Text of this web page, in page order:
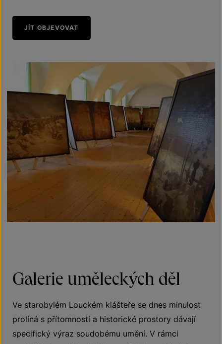
JÍT OBJEVOVAT
Galerie uměleckých děl
Ve starobylém Louckém klášteře se dnes minulost
prolíná s přítomností a historické prostory dávají
specifický výraz soudobému umění. V rámci